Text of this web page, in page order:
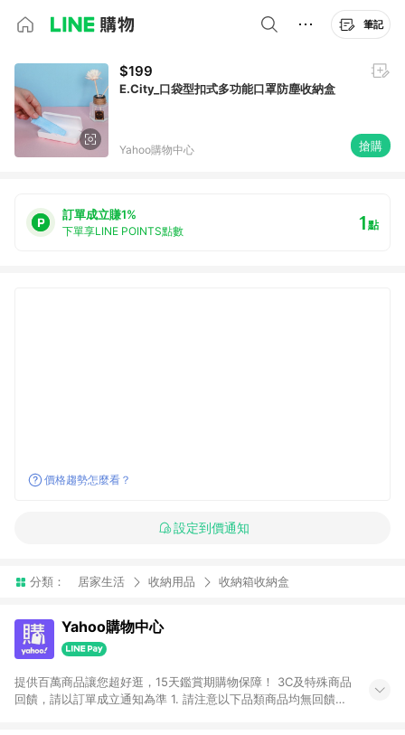
筆記
$199
E.City_口袋型扣式多功能口罩防塵收納盒
Yahoo購物中心 搶購
訂單成立賺1%
下單享LINE POINTS點數 1點
價格趨勢怎麼看？
設定到價通知
分類： 居家生活 收納用品 收納箱收納盒
Yahoo購物中心
提供百萬商品讓您超好逛，15天鑑賞期購物保障！ 3C及特殊商品
回饋，請以訂單成立通知為準 1. 請注意以下品類商品均無回饋：